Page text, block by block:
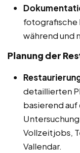
fotografische
während und
Planung der
detaillierten
basierend
Vollzeitjobs,
Vallendar.